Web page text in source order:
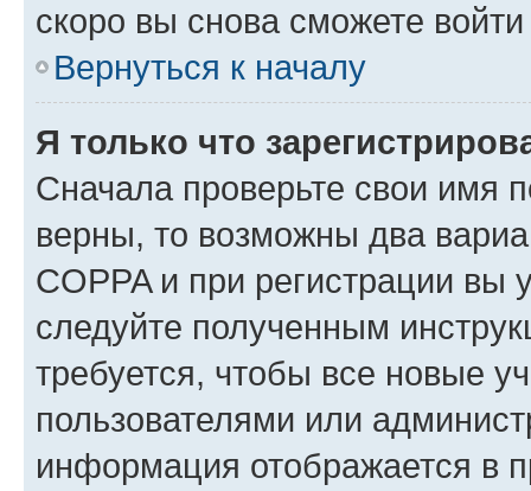
скоро вы снова сможете
Вернуться к началу
Я только что
Сначала проверьте свои имя
верны, то возможны два
COPPA и при регистрации вы
следуйте полученным
требуется, чтобы все новые
пользователями или
информация отображается в